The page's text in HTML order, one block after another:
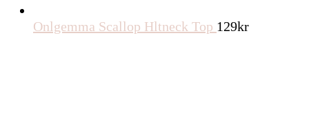
Onlgemma Scallop Hltneck Top 129kr